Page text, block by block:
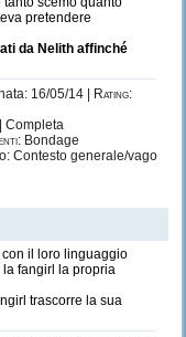
pretendere
da Nelith affinché
16/05/14 |
Rating:
Completa
Bondage
Contesto generale/vago
il loro linguaggio
la fangirl la propria
trascorre la sua